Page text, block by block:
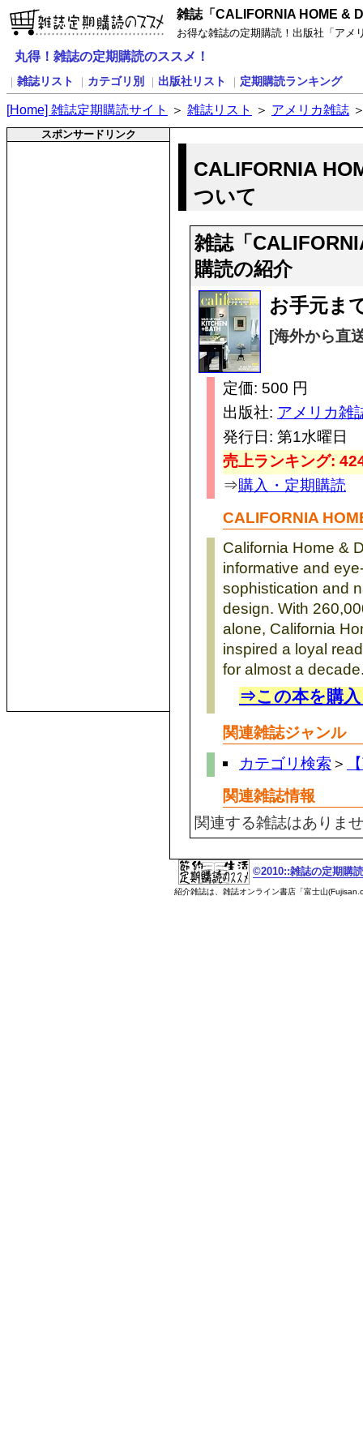
雑誌「CALIFORNIA HOME &
お得な雑誌の定期購読！出版社「アメ
丸得！雑誌の定期購読のススメ！
雑誌リスト カテゴリ別 出版社リスト 定期購読ランキング
[Home] 雑誌定期購読サイト ＞ 雑誌リスト ＞ アメリカ雑誌
スポンサードリンク
CALIFORNIA
ついて
雑誌「
購読の紹介
お手元ま
[海外から直
定価: 500 円
出版社: アメリカ雑
発行日: 第1水曜日
売上ランキング:
⇒購入・定期購読
CALIFORNIA
California Home &
informative and
sophistication and
design. With
alone, California
inspired a loyal
for almost a
⇒この本を購
関連雑誌ジャンル
カテゴリ検索 ＞
関連雑誌情報
関連する雑誌はありま
©2010::雑誌の定期購
紹介雑誌は、雑誌オンライン書店「富士山